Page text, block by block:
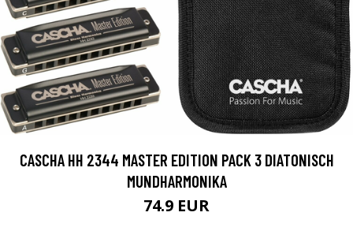
CASCHA HH 2344 MASTER EDITION PACK 3 DIATONISCH
MUNDHARMONIKA
74.9 EUR